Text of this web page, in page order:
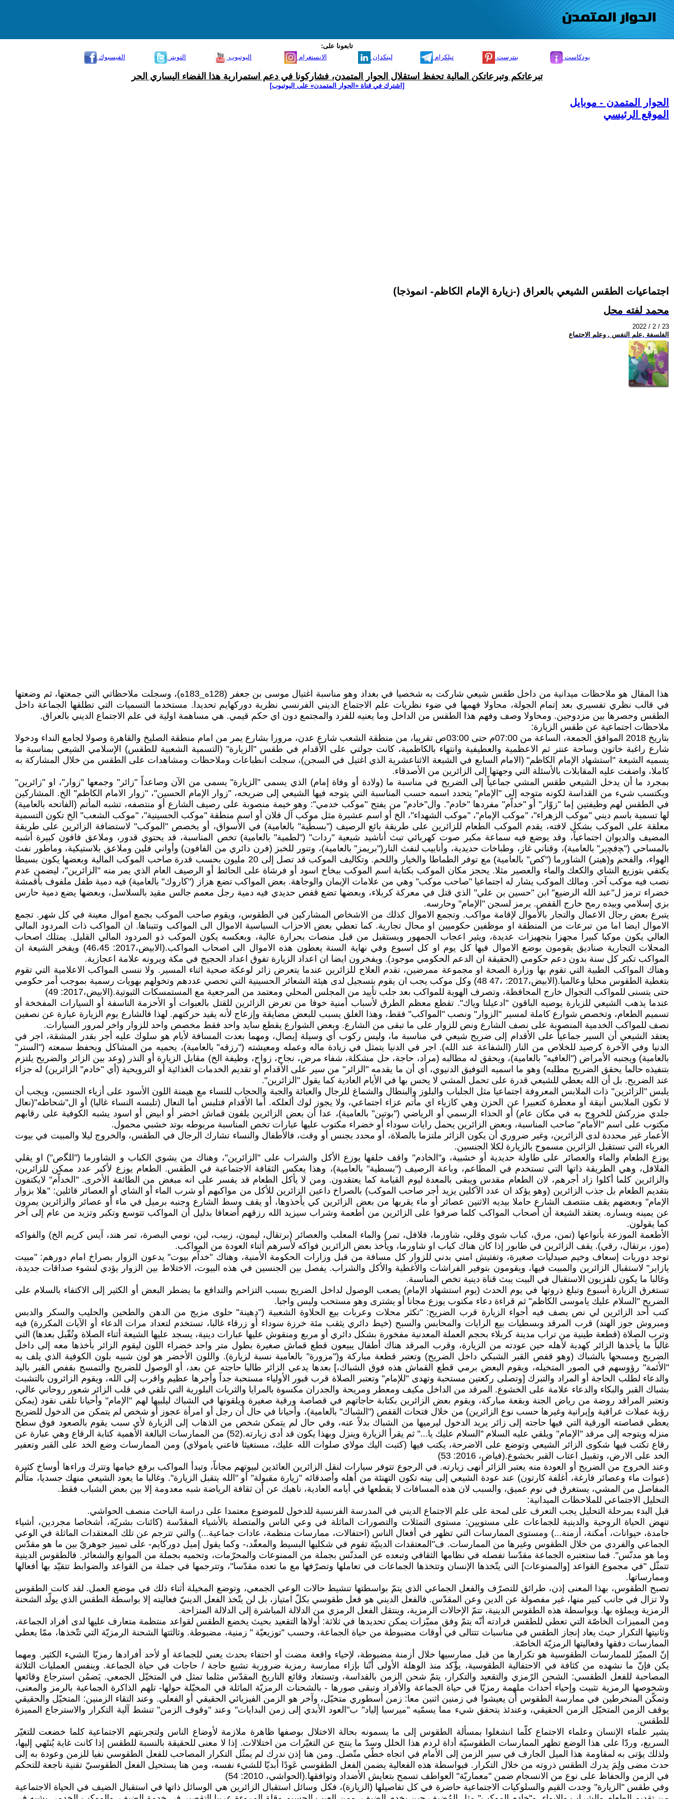
تابعونا على:
الفيسبوك
التويتر اليوتيوب الانستغرام لينكدإن تيلكرام بنترست بودكاست
تبرعاتكم وتبرعاتكن المالية تحفظ استقلال الحوار المتمدن، فشاركونا في دعم استمرارية هذا الفضاء اليساري الحر
[اشترك في قناة ‫«الحوار المتمدن» على اليوتيوب]
الحوار المتمدن - موبايل
الموقع الرئيسي
اجتماعيات الطقس الشيعي بالعراق (-زيارة الإمام الكاظم- انموذجا)
محمد لفته محل
2022 / 2 / 23
الفلسفة ,علم النفس , وعلم الاجتماع
هذا المقال هو ملاحظات ميدانية من داخل طقس شيعي شاركت به شخصيا في بغداد وهو مناسبة اغتيال موسى بن جعفر (128ه_183ه)، وسجلت ملاحظاتي التي جمعتها، ثم وضعتها
في قالب نظري تفسيري بعد إتمام الجولة، محاولا فهمها في ضوء نظريات علم الاجتماع الديني الفرنسي نظرية دوركهايم تحديدا. مستخدما التسميات التي تطلقها الجماعة داخل
الطقس وحصرها بين مزدوجين. ومحاولا وصف وفهم هذا الطقس من الداخل وما يعنيه للفرد والمجتمع دون اي حكم قيمي. هي مساهمة اولية في علم الاجتماع الديني بالعراق.
ملاحظات اجتماعية عن طقس الزيارة:
بتاريخ 2018 الموافق الجمعة، الساعة من 07:00م حتى 03:00ص تقريبا، من منطقة الشعب شارع عدن، مرورا بشارع يمر من امام منطقة الصليخ والقاهرة وصولا لجامع النداء ودخولا
شارع راغبة خاتون وساحة عنتر ثم الاعظمية والعطيفية وانتهاء بالكاظمية، كانت جولتي على الأقدام في طقس "الزيارة" (التسمية الشعبية للطقس) الإسلامي الشيعي بمناسبة ما
يسميه الشيعة "استشهاد الإمام الكاظم" (الامام السابع في الشيعة الاثناعشرية الذي اغتيل في السجن)، سجلت انطباعات وملاحظات ومشاهدات على الطقس من خلال المشاركة به
كاملا، واضفت عليه المقابلات بالأسئلة التي وجهتها إلى الزائرين من الأصدقاء.
بمجرد ما أن يدخل الشيعي طقس المشي جماعياً إلى الضريح في مناسبة ما (ولادة أو وفاة إمام) الذي يسمى "الزيارة" يسمى من الآن وصاعداً "زائر" وجمعها "زوار"، او "زائرين"
ويكتسب شيء من القداسة لكونه متوجه إلى "الإمام" يتحدد اسمه حسب المناسبة التي يتوجه فيها الشيعي إلى ضريحه، "زوار الإمام الحسين"، "زوار الامام الكاظم" الخ. المشاركين
في الطقس لهم وظيفتين إما "زوّار" أو "خداّم" مفردها "خادم". وال"خادم" من يفتح "موكب خدمي": وهو خيمة منصوبة على رصيف الشارع أو منتصفه، تشبه المأتم (الفاتحه بالعامية)
لها تسمية باسم ديني "موكب الزهراء"، "موكب الإمام"، "موكب الشهداء"، الخ أو اسم عشيرة مثل موكب آل فلان أو اسم منطقة "موكب الحسينية"، "موكب الشعب" الخ تكون التسمية
معلقة على الموكب بشكل لافته، يقدم الموكب الطعام للزائرين على طريقة بائع الرصيف ("بسطّية" بالعامية) في الأسواق، أو يخصص "الموكب" لاستضافة الزائرين على طريقة
المضيف والديوان اجتماعياً، وقد يوضع فيه سماعة مكبر صوت كهربائي تبث أناشيد شيعية "ردات" ("لطمية" بالعامية) تخص المناسبة، قد يحتوي قدور، وملاعق فافون كبيرة أشبه
بالمساحي ("ﭽﻓﭽير" بالعامية)، وقناني غاز، وطباخات حديدية، وأنابيب لنفث النار("بريمز" بالعامية)، وتنور للخبز (فرن دائري من الفافون) وأواني فلين وملاعق بلاستيكية، وماطور نفث
الهواء، والفحم و(هيتر) الشاورما ("كص" بالعامية) مع توفر الطماطا والخيار واللحم. وتكاليف الموكب قد تصل إلى 20 مليون بحسب قدرة صاحب الموكب المالية وبعضها يكون بسيطا
يكتفي بتوزيع الشاي والكعك والماء والعصير مثلا. يحجز مكان الموكب بكتابة اسم الموكب ببخاخ اسود أو فرشاة على الحائط أو الرصيف العام الذي يمر منه "الزائرين"، ليضمن عدم
نصب فيه موكب آخر. ومالك الموكب يشار له اجتماعيا "صاحب موكب" وهي من علامات الإيمان والوجاهة. بعض المواكب تضع هزاز ("كاروك" بالعامية) فيه دمية طفل ملفوف بأقمشة
خضراء ترمز ل"عبد الله الرضيع" ابن "حسين بن علي" الذي قتل في معركة كربلاء، وبعضها تضع قفص حديدي فيه دمية رجل معمم جالس مقيد بالسلاسل، وبعضها يضع دمية حارس
بزي إسلامي وبيده رمح خارج القفص. يرمز لسجن "الإمام" وحارسه.
يتبرع بعض رجال الاعمال والتجار بالأموال لإقامة مواكب. وتجمع الاموال كذلك من الاشخاص المشاركين في الطقوس، ويقوم صاحب الموكب بجمع اموال معينة في كل شهر. تجمع
الاموال ايضا اما من تبرعات من المنطقة او موظفين حكوميين او محال تجارية. كما تعطي بعض الاحزاب السياسية الاموال الى المواكب وتتبناها. ان المواكب ذات المردود المالي
العالي يكون موكبا كبيرا مجهزا بتجهيزات عديدة، ويثير اعجاب الجمهور ويستقبل من قبل منصات بحرارة عالية، وبعكسه يكون الموكب ذو المردود المالي القليل. يمتلك اصحاب
المحلات التجارية صناديق يقومون بوضع الاموال فيها كل يوم او كل اسبوع وفي نهاية السنة يعطون هذه الاموال الى اصحاب المواكب.(الابيض،2017: 46،45) ويفخر الشيعة ان
المواكب تكبر كل سنة بدون دعم حكومي (الحقيقة ان الدعم الحكومي موجود). ويفخرون ايضا ان اعداد الزيارة تفوق اعداد الحجيج في مكة ويرونه علامة اعجازية.
وهناك المواكب الطبية التي تقوم بها وزارة الصحة او مجموعة ممرضين، تقدم العلاج للزائرين عندما يتعرض زائر لوعكة صحية اثناء المسير. ولا ننسى المواكب الاعلامية التي تقوم
بتغطية الطقوس محليا وعالميا.(الابيض،2017: ،47 48) وكل موكب يجب ان يقوم بتسجيل لدى هيئة الشعائر الحسينية التي تحصي عددهم وتخولهم بهويات رسمية بموجب أمر حكومي
حتى يتسنى للمواكب التجوال خارج المحافظة، وتصرف الهوية للمواكب بعد جلب تأييد من المجلس المحلي ومعتمد من المرجعية مع المستمسكات الثبوتية.(الابيض،2017: 49)
عندما يذهب الشيعي للزيارة يوصيه الباقون "ادعيلنا وياك". تقطع معظم الطرق لأسباب أمنية خوفا من تعرض الزائرين للقتل بالعبوات أو الأحزمة الناسفة أو السيارات المفخخة أو
تسميم الطعام، وتخصص شوارع كاملة لمسير "الزوار" ونصب "المواكب" فقط، وهذا الغلق يسبب للبعض مضايقة وإزعاج لأنه يقيد حركتهم. لهذا فالشارع يوم الزيارة عبارة عن نصفين
نصف للمواكب الخدمية المنصوبة على نصف الشارع ونص للزوار على ما تبقى من الشارع. وبعض الشوارع يقطع سايد واحد فقط مخصص واحد للزوار واخر لمرور السيارات.
يعتقد الشيعي أن السير جماعياً على الأقدام إلى ضريح شيعي في مناسبة ما، وليس ركوب أي وسيلة إيصال، ومهما بعدت المسافة لأيام هو سلوك عليه أجر بقدر المشقة، اجر في
الدنيا وفي الآخرة كرصيد للخلاص من النار (الشفاعة عند الله). اجر في الدنيا يتمثل في زيادة ماله وعمله ومعيشته ("رزقه" بالعامية)، يحميه من المشاكل ويحفظ سمعته ("الستر"
بالعامية) ويجنبه الأمراض ("العافيه" بالعامية)، ويحقق له مطالبه (مراد، حاجة، حل مشكلة، شفاء مرض، نجاح، زواج، وظيفة الخ) مقابل الزيارة أو النذر (وعد بين الزائر والضريح يلتزم
بتنفيذه حالما يحقق الضريح مطلبه) وهو ما اسميه التوفيق الدنيوي، أي أن ما يقدمه "الزائر" من سير على الأقدام أو تقديم الخدمات الغذائية أو الترويحية (أي "خادم" الزائرين) له جزاء
عند الضريح. بل أن الله يعطي للشيعي قدرة على تحمل المشي لا يحس بها في الأيام العادية كما يقول "الزائرين".
يلبس "الزائرين" ذات الملابس المعروفة اجتماعيا مثل الجلباب والبلوز والبنطال والشماغ للرجال والعبائة والجبة والحجاب للنساء مع هيمنة اللون الأسود على أزياء الجنسين، ويجب أن
لا تكون الملابس أنيقة أو معطرة كتعبيرا عن الحزن وهي كازياء اي مأتم عزاء اجتماعي، ولا يجوز لوك ألعلكه. أما الأقدام فتلبس أما النعال (تلبسه النساء غالبا) أو ال"شحاطه"(نعال
جلدي مزركش للخروج به في مكان عام) أو الحذاء الرسمي أو الرياضي ("بوتين" بالعامية)، عدا أن بعض الزائرين يلفون قماش اخضر أو ابيض أو اسود يشبه الكوفية على رقابهم
مكتوب على اسم "الأمام" صاحب المناسبة، وبعض الزائرين يحمل رايات سوداء أو خضراء مكتوب عليها عبارات تخص المناسبة مربوطه بوتد خشبي محمول.
الأعمار غير محددة لدى الزائرين، وغير ضروري أن يكون الزائر ملتزما بالصلاة، أو محدد بجنس أو وقت، فالأطفال والنساء تشارك الرجال في الطقس، والخروج ليلا والمبيت في بيوت
الغرباء التي تستقبل الزائرين مسموح بالزيارة لكلا الجنسين.
يوزع الطعام والماء والعصائر على طاولة حديدية أو خشبية، و"الخادم" واقف خلفها يوزع الأكل والشراب على "الزائرين"، وهناك من يشوي الكباب و الشاورما ("اﻠﮕص") او يقلي
الفلافل، وهي الطريقة ذاتها التي تستخدم في المطاعم، وباعة الرصيف ("بسطية" بالعامية)، وهذا يعكس الثقافة الاجتماعية في الطقس. الطعام يوزع لأكبر عدد ممكن للزائرين،
والزائرين كلما أكلوا زاد أجرهم، لان الطعام مقدس ويبقى بالمعدة ليوم القيامة كما يعتقدون. ومن لا يأكل الطعام قد يفسر على انه مبغض من الطائفة الأخرى. "الخداّم" لايكتفون
بتقديم الطعام بل جذب الزائرين (وهو يؤكد ان عدد الآكلين يزيد أجر صاحب الموكب) بالصراخ داعين الزائرين للأكل من مواكبهم أو شرب الماء أو الشاي أو العصائر قائلين: "هلا بزوار
الإمام" وبعضهم يقف منتصف الشارع حاملا بيديه الاثنين عصائر أو ماء يقربها من بعض الزائرين كي يأخذوها، أو يقف وسط الشارع وجنبه برميل في ماء أو عصائر والزائرين يمرون
عن يمينه ويساره. يعتقد الشيعة أن أصحاب المواكب كلما صرفوا على الزائرين من أطعمة وشراب سيزيد الله رزقهم أضعافا بدليل أن المواكب تتوسع وتكبر وتزيد من عام إلى آخر
كما يقولون.
الأطعمة الموزعة بأنواعها (تمن، مرق، كباب شوي وقلي، شاورما، فلافل، تمر) والماء المعلب والعصائر (برتقال، ليمون، زبيب، لبن، نومي البصرة، تمر هند، آيس كريم الخ) والفواكه
(موز، برتقال، رقي). يقف الزائرين في طابور إذا كان هناك كباب او شاورما، ويأخذ بعض الزائرين فواكه لأسرهم أثناء العودة من المواكب.
توجد دوريات إسعاف وخيم صيدليات صغيرة، وتفتيش امني بدني للزوار كل مسافة من قبل وزارات الحكومة الأمنية، وهناك "خداّم بيوت" يدعون الزوار بصراخ امام دورهم: "مبيت
يازاير" لاستقبال الزائرين والمبيت فيها، ويقومون بتوفير الفراشات والأغطية والأكل والشراب. يفصل بين الجنسين في هذه البيوت، الاختلاط بين الزوار يؤدي لنشوء صداقات جديدة،
وغالبا ما يكون تلفزيون الاستقبال في البيت يبث قناة دينية تخص المناسبة.
تستغرق الزيارة أسبوع وتبلغ ذروتها في يوم الحدث (يوم استشهاد الإمام) يصعب الوصول لداخل الضريح بسبب التزاحم والتدافع ما يضطر البعض أو الكثير إلى الاكتفاء بالسلام على
الضريح "السلام عليك ياموسى الكاظم" ثم قراءة دعاء مكتوب يوزع مجانا أو يشترى وهو مستحب وليس واجبا.
كتب أحد الزائرين لي نص يصف فيه أجواء الزيارة قرب الضريح: "تكثر محلات وعربات بيع الحلاوة الشعبية ("دِهينة" حلوى مزيج من الدهن والطحين والحليب والسكر والدبس
ومبروش جوز الهند) قرب المرقد وبسطيات بيع الرايات والمحابس والسبح (خيط دائري يثقب مئة خرزة سوداء أو زرقاء غالبا، تستخدم لتعداد مرات الدعاء أو الآيات المكررة) فيه
وترب الصلاة (قطعة طينية من تراب مدينة كربلاء بحجم العملة المعدنية مفخورة بشكل دائري أو مربع ومنقوش عليها عبارات دينية، يسجد عليها الشيعة أثناء الصلاة وتُقّبل بعدها) التي
غالباً ما يأخذها الزائر كهدية لأهله حين عودته من الزيارة، وقرب المرقد هناك أطفال يبيعون قطع قماش صغيرة بطول متر واحد خضراء اللون ليقوم الزائر بأخذها معه إلى داخل
الضريح ومسحها بالشباك (وهو قفص القبر الشبكي داخل الضريح) وتعتبر قطعة مباركة و("مزورة" بالعامية نسبة لزيارة). واللون الأخضر هو لون شبيه بلون الكوفية الذي يلف به
"الأئمة" رؤوسهم في الصور المتخيله، ويقوم البعض برمي قطع القماش هذه فوق الشباك،] بعدها يدعي الزائر طالبا حاجته عن بعد، أو الوصول للضريح والتمسح بقفص القبر باليد
والدعاء لطلب الحاجة أو المراد والتبرك [وتصلى ركعتين مستحبة وتهدى "للإمام" وتعتبر الصلاة قرب قبور الأولياء مستحبة جداً وأجرها عظيم واقرب إلى الله، ويقوم الزائرون بالتشبث
بشباك القبر والبكاء والدعاء علامة على الخشوع. المرقد من الداخل مكيف ومعطر ومريحة والجدران مكسوة بالمرايا والثريات البلورية التي تلقي في قلب الزائر شعور روحاني عالي،
وتعتبر المراقد روضة من رياض الجنة وبقعة مباركة، ويقوم بعض الزائرين بكتابة حاجاتهم في قصاصة ورقية صغيرة ويلقونها في الشباك ليلبيها لهم "الإمام" وأحيانا تلقى نقود (يمكن
رؤية عملات عراقية وإيرانية وغيرها حسب نوع الزائرين) من خلال فتحات القفص ("الشباك" بالعامية)، وأحيانا في حال أن رجل أو امرأة عجوز أو شخص لم يتمكن من الدخول للضريح
يعطي قصاصته الورقية التي فيها حاجته إلى زائر يريد الدخول ليرميها من الشباك بدلاً عنه، وفي حال لم يتمكن شخص من الذهاب إلى الزيارة لأي سبب يقوم بالصعود فوق سطح
منزله ويتوجه إلى مرقد "الإمام" ويلقي عليه السلام "السلام عليك يا..." ثم يقرأ الزيارة وينزل وبهذا يكون قد أدى زيارته.(52) من الممارسات البالغة الأهمية كتابة الرقاع وهي عبارة عن
رقاع تكتب فيها شكوى الزائر الشيعي وتوضع على الاضرحة، يكتب فيها (كتبت اليك مولاي صلوات الله عليك، مستغيثا فاعني يامولاي) ومن الممارسات وضع الخد على القبر وتعفير
الخد على الارض، وتقبيل اعتاب القبر بخشوع.(فياض، 2016: 53)
وعند الخروج من الضريح أو العودة منه يعتبر الزائر أنهى زيارته. في الرجوع تتوفر سيارات لنقل الزائرين العائدين لبيوتهم مجاناً، وتبدأ المواكب برفع خيامها وتترك وراءها أوساخ كثيرة
(عبوات ماء وعصائر فارغة، أغلفة كارتون) عند عودة الشيعي إلى بيته تكون التهنئة من أهله وأصدقائه "زيارة مقبولة" أو "الله يتقبل الزيارة". وغالبا ما يعود الشيعي منهك جسديا، متألم
المفاصل من المشي، يستغرق في نوم عميق، والسبب لان هذه المسافات لا يقطعها في أيامه العادية، ناهيك عن أن ثقافة الرياضة شبه معدومة إلا بين بعض الشباب فقط.
التحليل الاجتماعي للملاحظات الميدانية:
قبل البدء بمرحلة التحليل يجب التعرف على لمحة على علم الاجتماع الديني في المدرسة الفرنسية للدخول للموضوع معتمدا على دراسة الباحث منصف الحواشي.
تنهض الحياة الروحية والدينية للجماعات على مستويين: مستوى التمثلات والتصورات الماثلة في وعي الناس والمتصلة بالأشياء المقدّسة (كائنات بشريّة، أشخاصا مجردين، أشياء
جامدة، حيوانات، أمكنة، أزمنة...) ومستوى الممارسات التي تظهر في أفعال الناس (احتفالات، ممارسات منظمة، عادات جماعية...) والتي تترجم عن تلك المعتقدات الماثلة في الوعي
الجماعي والفردي من خلال الطقوس وغيرها من الممارسات. ف"المعتقدات الدينيّة تقوم في شكليها البسيط والمعقّد،- وكما يقول إميل دوركايم- على تمييز جوهريّ بين ما هو مقدّس
وما هو مدنّس". فما ستعتبره الجماعة مقدّسا تفصله في نظامها الثقافي وتبعده عن المدنّس بجملة من الممنوعات والمحرّمات، وتحميه بجملة من الموانع والشعائر. فالطقوس الدينية
تتمثّل "في مجموع القواعد [والممنوعات] التي يتّخذها الإنسان وتتخذها الجماعات في تعاملها وتصرّفها مع ما تعده مقدّسا"، وتترجمها في جملة من القواعد والضوابط تتقيّد بها أفعالها
وممارساتها.
تصبح الطقوس، بهذا المعنى إذن، طرائق للتصرّف والفعل الجماعي الذي يتمّ بواسطتها تنشيط حالات الوعي الجمعي، وتوضع المخيلة أثناء ذلك في موضع العمل. لقد كانت الطقوس
ولا تزال في جانب كبير منها، غير مفصولة عن الدين وعن المقدّس. فالفعل الديني هو فعل طقوسي بكلّ امتياز، بل لن يتّخذ الفعل الدينيّ فعاليته إلا بواسطة الطقس الذي يولّد الشحنة
الرمزية ويملؤه بها. وبواسطة هذه الطقوس الدينية، تتمّ الإحالات الرمزية، وينتقل الفعل الرمزي من الدلالة المباشرة إلى الدلالة المنزاحة.
ومن المميزات الخاصّة التي تعطي للطقس فرادته أنّه يتمّ وفق مميّزات يمكن تحديدها في ثلاثة: أولاها التقعيد بحيث يخضع الطقس لقواعد منتظمة متعارف عليها لدى أفراد الجماعة،
وثانيتها التكرار حيث يعاد إنجاز الطقس في مناسبات تتتالى في أوقات مضبوطة من حياة الجماعة، وحسب "توزيعيّة " زمنية، مضبوطة. وثالثتها الشحنة الرمزيّة التي تتّخذها، ممّا يعطي
الممارسات دفقها وفعاليتها الرمزيّة الخاصّة.
إنّ المميّز للممارسات الطقوسية هو تكرارها من قبل ممارسيها خلال أزمنة مضبوطة، لإحياء واقعة مضت أو احتفاء بحدث يعني للجماعة أو لأحد أفرادها رمزيّا الشيء الكثير. ومهما
يكن فإنّ ما نشهده من كثافة في الاحتفالية الطقوسية، يؤّكد منذ الوهلة الأولى أنّنا بإزاء ممارسة رمزية ضرورية تشبع حاجة / حاجات في حياة الجماعة. وبنفس العمليات الثلاثة
المصاحبة للفعل الطقسي: الشحن الرّمزي والتقعيد والتكرار، يتمّ شحن الزمن بالقداسة، وتستعاد وقائع التاريخ المقدّس مثلما تمثل في المتخيّل الجمعي. يَضمُن استرجاع وقائعها
وشخوصها الرمزية تثبيت وإحياء أحداث ملهمة رمزيّا في حياة الجماعة والأفراد وتبقى صورها - بالشحنات الرمزيّة الماثلة في المخيّلة حولها- تلهم الذاكرة الجماعية بالرمز والمعنى،
وتمكّن المنخرطين في ممارسة الطقوس أن يعيشوا في زمنين اثنين معا: زمن أسطوري متخيّل، وآخر هو الزمن الفيزيائي الحقيقي أو الفعلي. وعند التقاء الزمنين: المتخيّل والحقيقي
يوقف الزمن المتخيّل الزمن الحقيقي، وعندئذ يتحقق شيء مما يسمّيه "ميرسيا إلياد" ب"العود الأبدي إلى زمن البدايات" وعند "وقوف الزمن" تنشط آلية التكرار والاسترجاع المميزة
للطقس.
يشير علماء الإنسان وعلماء الاجتماع كلّما انشغلوا بمسألة الطقوس إلى ما يسمونه بحالة الاختلال بوصفها ظاهرة ملازمة لأوضاع الناس ولتجربتهم الاجتماعية كلما خضعت للتغيّر
السريع، وردّا على هذا الوضع تظهر الممارسات الطقوسيّة أداة لردم هذا الخلل وسدّ ما ينتج عن التغيّرات من اختلالات. إذا لا معنى للحقيقة بالنسبة للطقس إذا كانت غاية يُنتَهي إليها،
ولذلك يؤتى به لمقاومة هذا الميل الجارف في سير الزمن إلى الأمام في اتجاه خطّي متّصل. ومن هنا إذن ندرك لم يمثّل التكرار المصاحب للفعل الطقوسي نفيا للزمن وعودة به إلى
حدث مضى ولِمَ يدرك الطقس ذروته من خلال التكرار. فبواسطة هذه الفعالية يضمن الفعل الطقوسي عَودًا أبديّا للشيء نفسه، ومن هنا يستحيل الفعل الطقوسيّ تقنية ناجعة للتحكم
في الزمن والحفاظ على نوع من الانسجام ضمن "معماريّة" العواطف تسمح بتعايش الأضداد وتوافقها.(الحواشي، 2010: 54)
وفي طقس "الزيارة" وجدت القيم والسلوكيات الاجتماعية حاضرة في كل تفاصيلها (الزيارة)، فكل وسائل استقبال الزائرين هي الوسائل ذاتها في استقبال الضيف في الحياة الاجتماعية